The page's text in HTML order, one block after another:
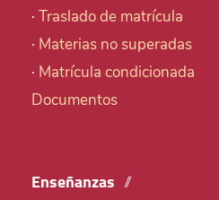
· Traslado de matrícula
· Materias no superadas
· Matrícula condicionada
Documentos
Enseñanzas